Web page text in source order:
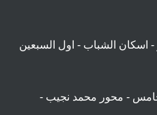
- اسكان الشباب - اول السبعين
- محور محمد نجيب -